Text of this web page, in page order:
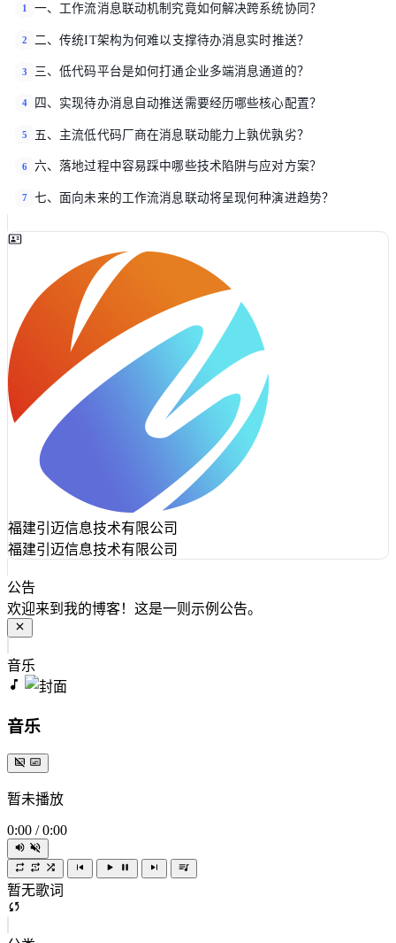
1 一、工作流消息联动机制究竟如何解决跨系统协同？
2 二、传统IT架构为何难以支撑待办消息实时推送？
3 三、低代码平台是如何打通企业多端消息通道的？
4 四、实现待办消息自动推送需要经历哪些核心配置？
5 五、主流低代码厂商在消息联动能力上孰优孰劣？
6 六、落地过程中容易踩中哪些技术陷阱与应对方案？
7 七、面向未来的工作流消息联动将呈现何种演进趋势？
福建引迈信息技术有限公司
福建引迈信息技术有限公司
公告
欢迎来到我的博客！这是一则示例公告。
音乐
音乐
暂未播放
0:00 / 0:00
暂无歌词